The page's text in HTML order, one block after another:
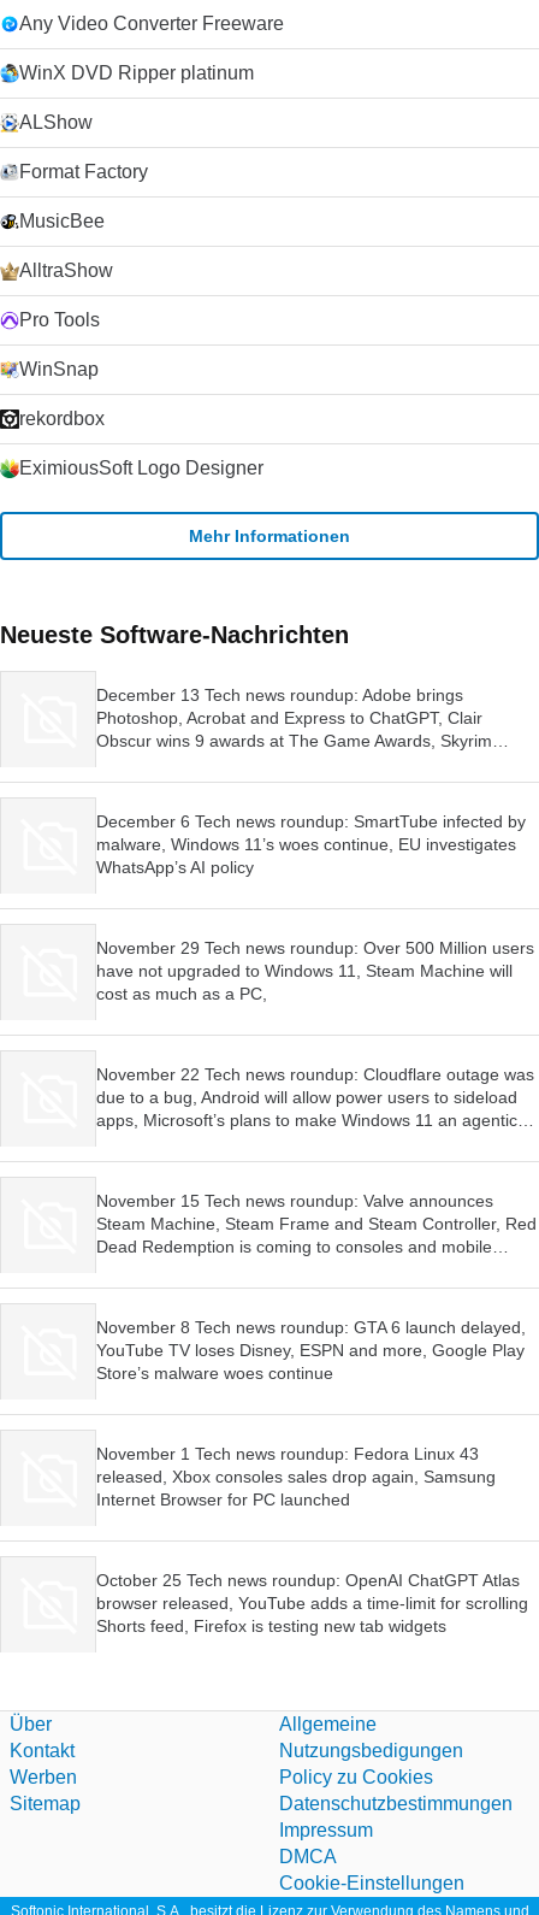
Any Video Converter Freeware
WinX DVD Ripper platinum
ALShow
Format Factory
MusicBee
AlltraShow
Pro Tools
WinSnap
rekordbox
EximiousSoft Logo Designer
Mehr Informationen
Neueste Software-Nachrichten
December 13 Tech news roundup: Adobe brings
Photoshop, Acrobat and Express to ChatGPT, Clair
Obscur wins 9 awards at The Game Awards, Skyrim
December 6 Tech news roundup: SmartTube infected by
malware, Windows 11’s woes continue, EU investigates
WhatsApp’s AI policy
November 29 Tech news roundup: Over 500 Million users
have not upgraded to Windows 11, Steam Machine will
cost as much as a PC,
November 22 Tech news roundup: Cloudflare outage was
due to a bug, Android will allow power users to sideload
apps, Microsoft’s plans to make Windows 11 an agentic
November 15 Tech news roundup: Valve announces
Steam Machine, Steam Frame and Steam Controller, Red
Dead Redemption is coming to consoles and mobile
November 8 Tech news roundup: GTA 6 launch delayed,
YouTube TV loses Disney, ESPN and more, Google Play
Store’s malware woes continue
November 1 Tech news roundup: Fedora Linux 43
released, Xbox consoles sales drop again, Samsung
Internet Browser for PC launched
October 25 Tech news roundup: OpenAI ChatGPT Atlas
browser released, YouTube adds a time-limit for scrolling
Shorts feed, Firefox is testing new tab widgets
Über
Kontakt
Werben
Sitemap
Allgemeine
Nutzungsbedigungen
Policy zu Cookies
Datenschutzbestimmungen
Impressum
DMCA
Cookie-Einstellungen
Softonic International, S.A., besitzt die Lizenz zur Verwendung des Namens und